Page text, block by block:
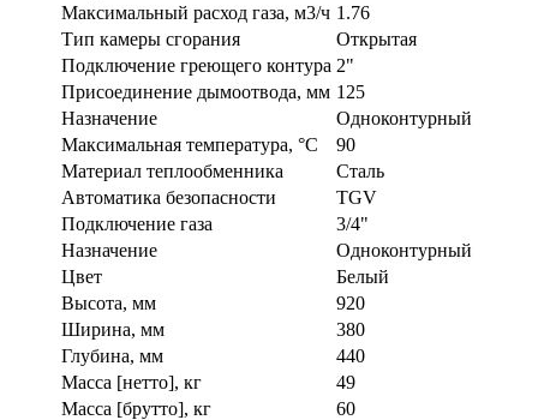
Максимальный расход газа, м3/ч 1.76
Тип камеры сгорания
Открытая
Подключение греющего контура 2"
Присоединение дымоотвода, мм 125
Назначение
Одноконтурный
Максимальная температура, °C
90
Материал теплообменника
Сталь
Автоматика безопасности
TGV
Подключение газа
3/4"
Назначение
Одноконтурный
Цвет
Белый
Высота, мм
920
Ширина, мм
380
Глубина, мм
440
Масса [нетто], кг
49
Масса [брутто], кг
60